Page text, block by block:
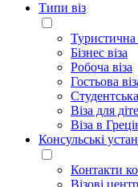
Типи віз
Туристична
Бізнес віза
Робоча віза
Гостьова
Студентська
Віза для
Віза в
Консульські
Контакти
Візові